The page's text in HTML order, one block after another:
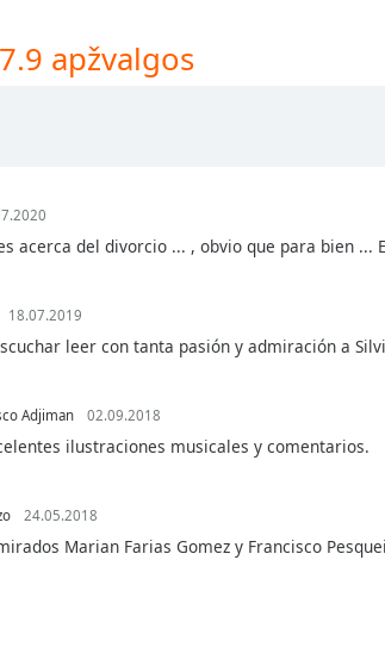
apžvalgos
acerca del divorcio ... , obvio que para bien ...
18.07.2019
leer con tanta pasión y admiración a
Adjiman 02.09.2018
ilustraciones musicales y comentarios.
24.05.2018
Marian Farias Gomez y Francisco